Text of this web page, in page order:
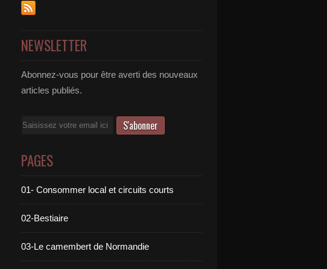
NEWSLETTER
Abonnez-vous pour être averti des nouveaux
articles publiés.
Email
PAGES
01- Consommer local et circuits courts
02-Bestiaire
03-Le camembert de Normandie